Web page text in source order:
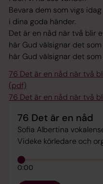
Bevara dem som vigs idag
i dina goda händer.
Det är en nåd när två blir
här Gud välsignar det
här Gud välsignar det
76 Det är en nåd när två
(pdf)
76 Det är en nåd när två
76 Det är en nåd
Sofia Albertina
Videke körledare och
0:00